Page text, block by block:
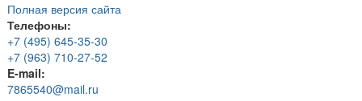
Полная версия сайта
Телефоны:
+7 (495) 645-35-30
+7 (963) 710-27-52
E-mail:
7865540@mail.ru